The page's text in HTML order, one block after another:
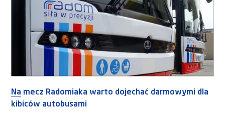
Na mecz Radomiaka warto dojechać darmowymi dla
kibiców autobusami